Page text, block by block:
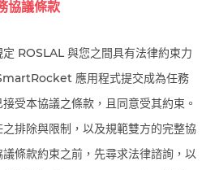
協議條款
ROSLAL 與您之間具有法律約束力
應用程式提交成為任務
受本協議之條款，且同意受其約束。
排除與限制，以及規範雙方的完整協
條款約束之前，先尋求法律諮詢，以